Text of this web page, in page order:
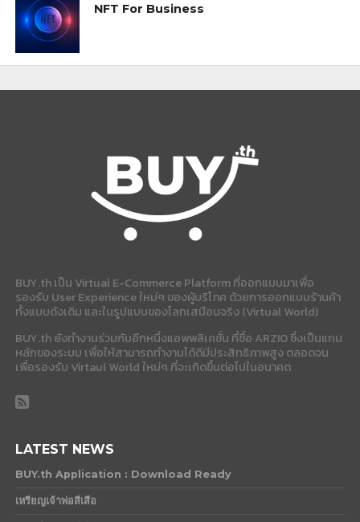
NFT For Business
BUY.th เป็น Virtual E-Commerce Platform ที่ออกแบบมาเพื่อ
รองรับ User Experience ใหม่ๆ ของผู้บริโภค ด้วยการออกแบบร้านค้า
ทั้งแบบดังเดิม และในรูปแบบของโลกเสมือนจริง (Virtual World)
BUY.th ยังทำงานร่วมกับอีกหนึ่งแอพพลิเคชั่น ที่ชื่อ ARZIO ซึ่งเป็นแกน
หลักของระบบ เพื่อให้สามารถทำงานได้ดีมีประสิทธิภาพสูง ตลอดจน
เพื่อรองรับ Virtaul World ใหม่ๆ ที่จะเกิดขึ้นต่อไปในอนาคต
LATEST NEWS
BUY.th Application : Download Ready
เหรียญเจ้าพ่อสีเสือ